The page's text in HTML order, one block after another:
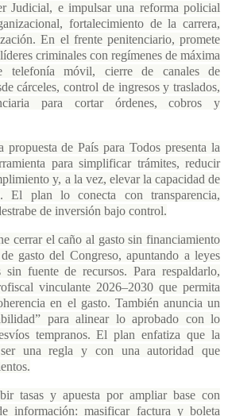
Judicial, e impulsar una reforma policial
fortalecimiento de la carrera,
En el frente penitenciario, promete
criminales con regímenes de máxima
telefonía móvil, cierre de canales de
cárceles, control de ingresos y traslados,
para cortar órdenes, cobros y
de País para Todos presenta la
para simplificar trámites, reducir
y, a la vez, elevar la capacidad de
El plan lo conecta con transparencia,
de inversión bajo control.
cerrar el caño al gasto sin financiamiento
gasto del Congreso, apuntando a leyes
sin fuente de recursos. Para respaldarlo,
vinculante 2026–2030 que permita
en el gasto. También anuncia un
para alinear lo aprobado con lo
tempranos. El plan enfatiza que la
una regla y con una autoridad que
tasas y apuesta por ampliar base con
información: masificar factura y boleta